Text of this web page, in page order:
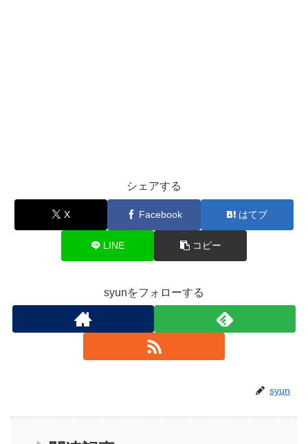
シェアする
X Facebook はてブ
LINE コピー
syunをフォローする
syun